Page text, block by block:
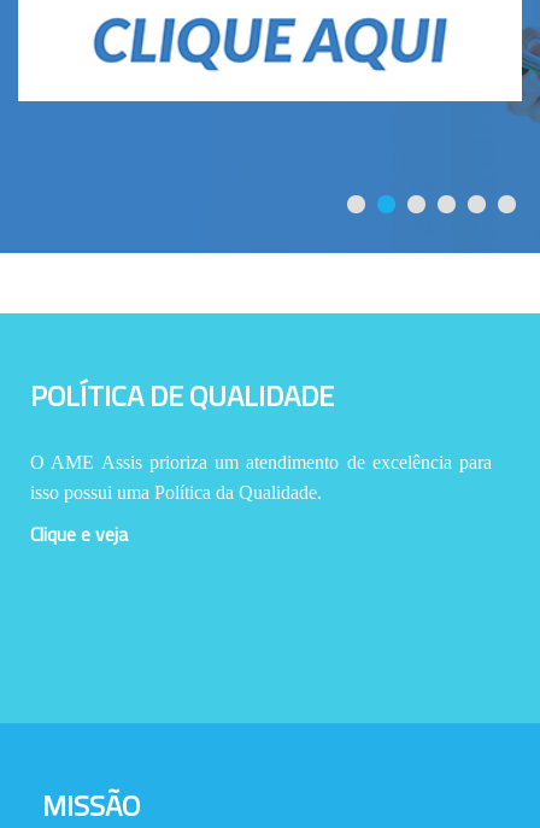
POLÍTICA DE QUALIDADE
O AME Assis prioriza um atendimento de excelência para
isso possui uma Política da Qualidade.
Clique e veja
MISSÃO